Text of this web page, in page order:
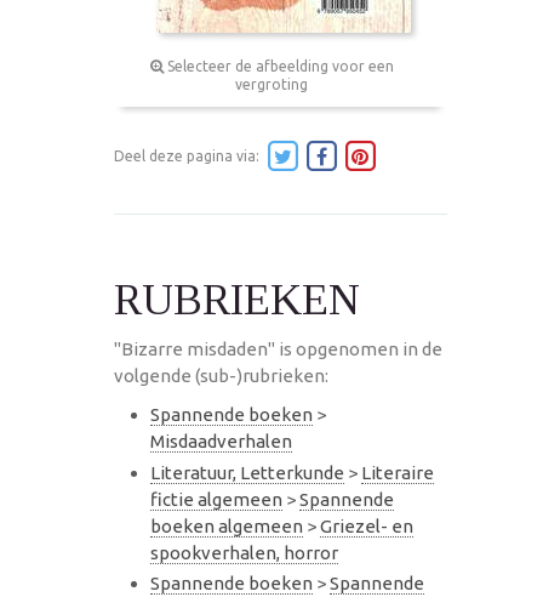
Selecteer de afbeelding voor een
vergroting
Deel deze pagina via:
RUBRIEKEN
"Bizarre misdaden" is opgenomen in de
volgende (sub-)rubrieken:
Spannende boeken >
Misdaadverhalen
Literatuur, Letterkunde > Literaire
fictie algemeen >Spannende
boeken algemeen >Griezel- en
spookverhalen, horror
Spannende boeken >Spannende